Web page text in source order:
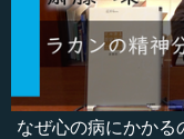
なぜ心の病にかかる